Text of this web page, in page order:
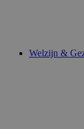
Welzijn &